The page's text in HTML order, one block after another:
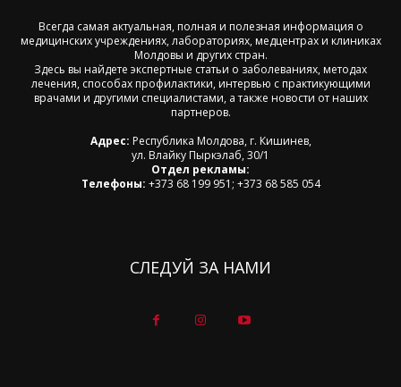
Всегда самая актуальная, полная и полезная информация о
медицинских учреждениях, лабораториях, медцентрах и клиниках
Молдовы и других стран.
Здесь вы найдете экспертные статьи о заболеваниях, методах
лечения, способах профилактики, интервью с практикующими
врачами и другими специалистами, а также новости от наших
партнеров.
Адрес: Республика Молдова, г. Кишинев,
ул. Влайку Пыркэлаб, 30/1
Отдел рекламы:
Телефоны: +373 68 199 951; +373 68 585 054
СЛЕДУЙ ЗА НАМИ